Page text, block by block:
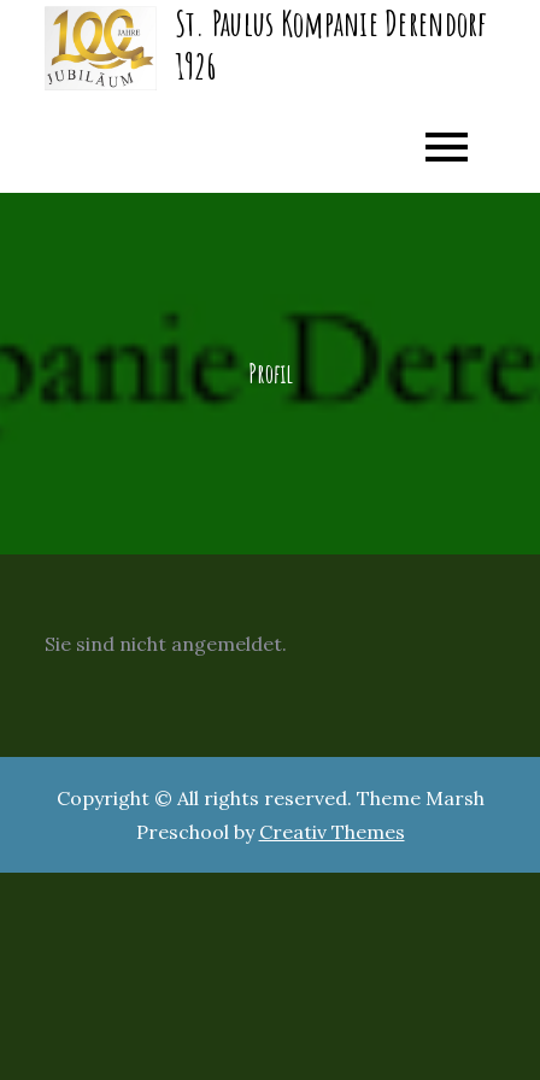
content
St. Paulus Kompanie Derendorf
1926
Profil
Sie sind nicht angemeldet.
Copyright © All rights reserved. Theme Marsh
Preschool by Creativ Themes